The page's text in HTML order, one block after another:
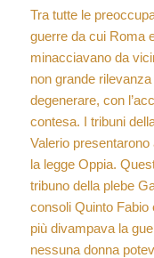
Tra tutte le
guerre da cui Roma
minacciavano da
non grande
degenerare, con
contesa. I tribuni
Valerio
la legge Oppia.
tribuno della plebe
consoli Quinto Fabio
più divampava la
nessuna donna